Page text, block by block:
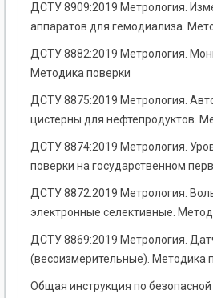
ДСТУ 8909:2019 Метрология.
аппаратов для гемодиализа.
ДСТУ 8882:2019 Метрология.
Методика поверки
ДСТУ 8875:2019 Метрология.
цистерны для нефтепродуктов.
ДСТУ 8874:2019 Метрология.
поверки на государственном
ДСТУ 8872:2019 Метрология.
электронные селективные.
ДСТУ 8869:2019 Метрология.
(весоизмерительные). Методика
Общая инструкция по безопасной